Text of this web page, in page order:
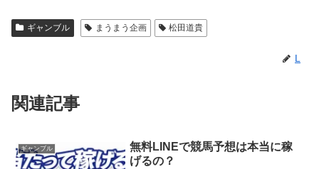
ギャンブル まうまう企画 松田道貴
L
関連記事
ギャンブル
無料LINEで競馬予想は本当に稼
げるの？